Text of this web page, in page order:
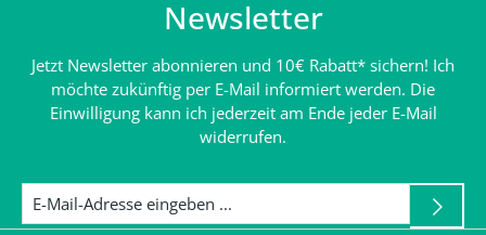
Newsletter
Jetzt Newsletter abonnieren und 10€ Rabatt* sichern! Ich
möchte zukünftig per E-Mail informiert werden. Die
Einwilligung kann ich jederzeit am Ende jeder E-Mail
widerrufen.